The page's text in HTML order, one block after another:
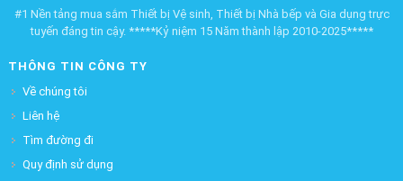
#1 Nền tảng mua sắm Thiết bị Vệ sinh, Thiết bị Nhà bếp và Gia dụng trực
tuyến đáng tin cậy. *****Kỷ niệm 15 Năm thành lập 2010-2025*****
THÔNG TIN CÔNG TY
Về chúng tôi
Liên hệ
Tìm đường đi
Quy định sử dụng